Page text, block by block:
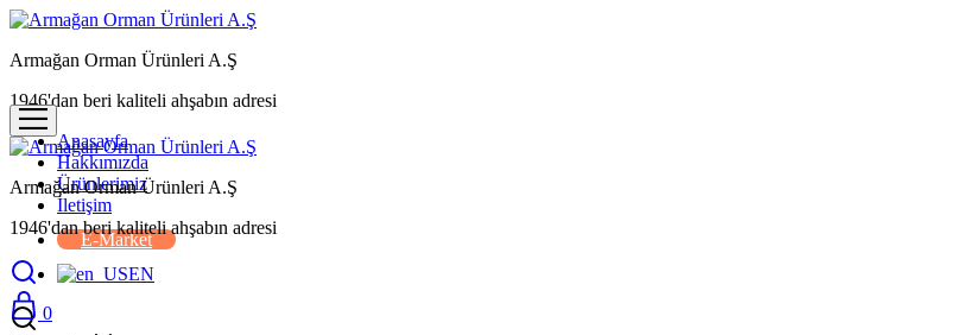
Armağan Orman Ürünleri A.Ş
1946'dan beri kaliteli ahşabın adresi
Anasayfa
Hakkımızda
Ürünlerimiz
İletişim
E-Market
EN
Armağan Orman Ürünleri A.Ş
1946'dan beri kaliteli ahşabın adresi
0